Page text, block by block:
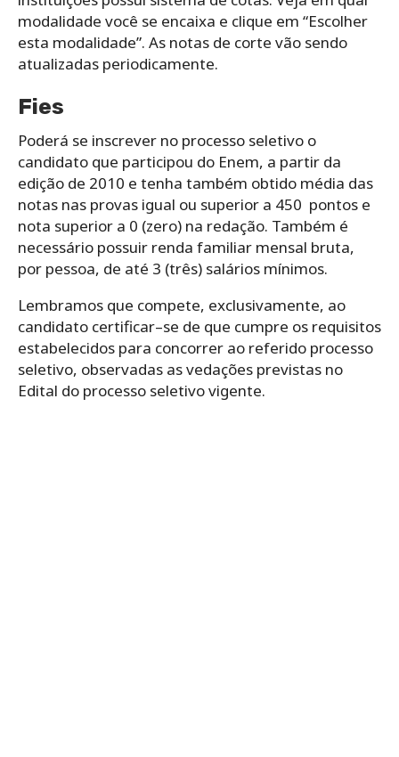
modalidade você se encaixa e clique em “Escolher
esta modalidade”. As notas de corte vão sendo
atualizadas periodicamente.
Fies
Poderá se inscrever no processo seletivo o
candidato que participou do Enem, a partir da
edição de 2010 e tenha também obtido média das
notas nas provas igual ou superior a 450 pontos e
nota superior a 0 (zero) na redação. Também é
necessário possuir renda familiar mensal bruta,
por pessoa, de até 3 (três) salários mínimos.
Lembramos que compete, exclusivamente, ao
candidato certificar–se de que cumpre os requisitos
estabelecidos para concorrer ao referido processo
seletivo, observadas as vedações previstas no
Edital do processo seletivo vigente.